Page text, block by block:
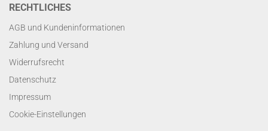
RECHTLICHES
AGB und Kundeninformationen
Zahlung und Versand
Widerrufsrecht
Datenschutz
Impressum
Cookie-Einstellungen